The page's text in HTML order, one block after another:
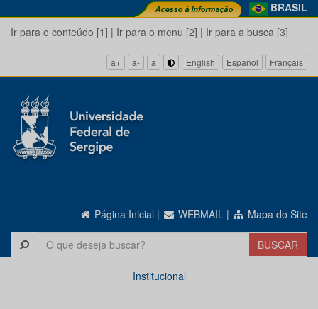
BRASIL
Ir para o conteúdo [1] | Ir para o menu [2] | Ir para a busca [3]
a+ a- a English Español Français
Página Inicial | WEBMAIL | Mapa do Site
Institucional